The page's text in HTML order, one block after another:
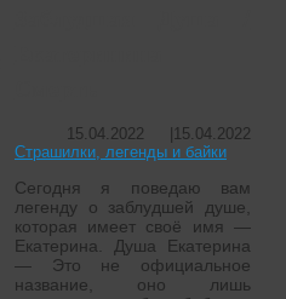
15.04.2022
15.04.2022
Страшилки, легенды и байки
Сегодня я поведаю вам
легенду о заблудшей душе,
которая имеет своё имя —
Екатерина. Душа Екатерина
— Это не официальное
название, оно лишь